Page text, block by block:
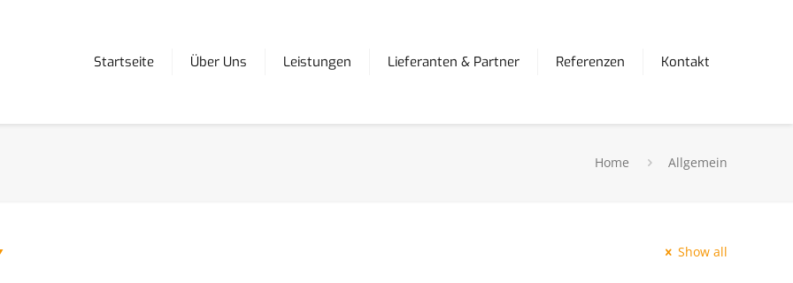
Startseite Über Uns Leistungen Lieferanten & Partner Referenzen Kontakt
Home Allgemein
Show all